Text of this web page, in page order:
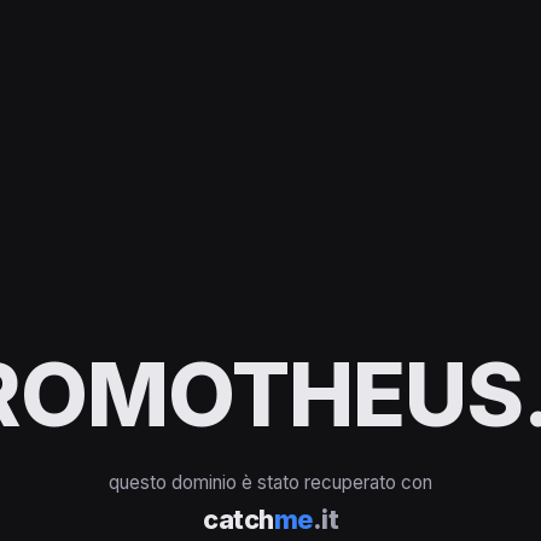
questo dominio è stato recuperato con
catchme.it